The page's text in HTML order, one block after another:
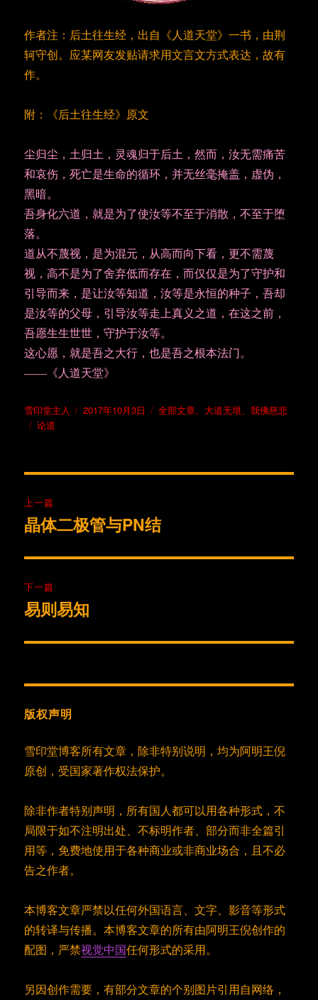
作者注：后土往生经，出自《人道天堂》一书，由荆
轲守创。应某网友发贴请求用文言文方式表达，故有
作。
附：《后土往生经》原文
尘归尘，土归土，灵魂归于后土，然而，汝无需痛苦
和哀伤，死亡是生命的循环，并无丝毫掩盖，虚伪，
黑暗。
吾身化六道，就是为了使汝等不至于消散，不至于堕
落。
道从不蔑视，是为混元，从高而向下看，更不需蔑
视，高不是为了舍弃低而存在，而仅仅是为了守护和
引导而来，是让汝等知道，汝等是永恒的种子，吾却
是汝等的父母，引导汝等走上真义之道，在这之前，
吾愿生生世世，守护于汝等。
这心愿，就是吾之大行，也是吾之根本法门。
——《人道天堂》
作
者
雪印堂主人
发
2017年10月3日
分
全部文章 大道无垠 、我佛慈悲
标
论道
章
航
上一篇
上
文
章：
晶体二极管与PN结
下一篇
下
文
易则易知
版权声明
雪印堂博客所有文章，除非特别说明，均为阿明王倪
原创，受国家著作权法保护。
除非作者特别声明，所有国人都可以用各种形式，不
局限于如不注明出处、不标明作者、部分而非全篇引
用等，免费地使用于各种商业或非商业场合，且不必
告之作者。
本博客文章严禁以任何外国语言、文字、影音等形式
的转译与传播。本博客文章的所有由阿明王倪创作的
配图，严禁视觉中国任何形式的采用。
另因创作需要，有部分文章的个别图片引用自网络，